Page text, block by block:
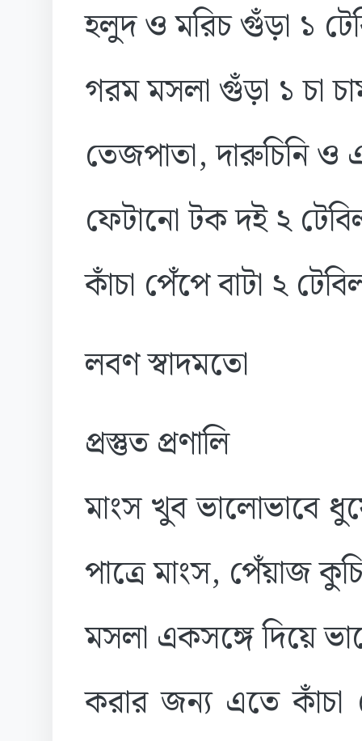
হলুদ ও মরিচ গুঁড়া ১
গরম মসলা গুঁড়া ১ চা
তেজপাতা, দারুচিনি ও
ফেটানো টক দই ২
কাঁচা পেঁপে বাটা ২
লবণ স্বাদমতো
প্রস্তুত প্রণালি
মাংস খুব ভালোভাবে
পাত্রে মাংস, পেঁয়াজ
মসলা একসঙ্গে দিয়ে
করার জন্য এতে কাঁচা